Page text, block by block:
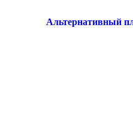
Альтернативный